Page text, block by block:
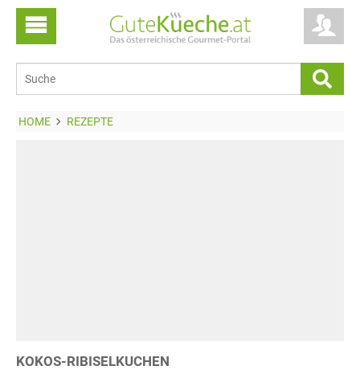
HOME REZEPTE
KOKOS-RIBISELKUCHEN